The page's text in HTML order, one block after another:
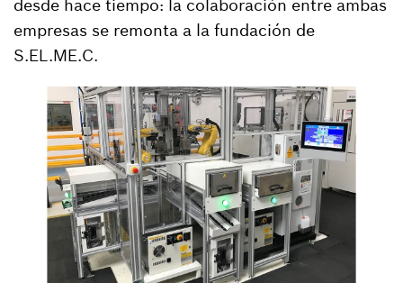
desde hace tiempo: la colaboración entre ambas
empresas se remonta a la fundación de
S.EL.ME.C.